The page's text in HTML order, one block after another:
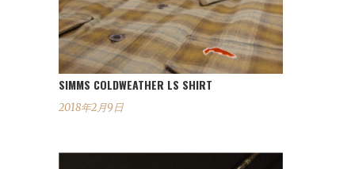
SIMMS COLDWEATHER LS SHIRT
2018年2月9日